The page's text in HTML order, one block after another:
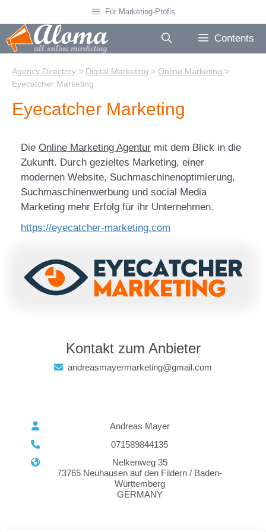
to
content
Für Marketing-Profis
Contents
Agency Directory > Digital Marketing > Online Marketing >
Eyecatcher Marketing
Eyecatcher Marketing
Die Online Marketing Agentur mit dem Blick in die
Zukunft. Durch gezieltes Marketing, einer
modernen Website, Suchmaschinenoptimierung,
Suchmaschinenwerbung und social Media
Marketing mehr Erfolg für ihr Unternehmen.
https://eyecatcher-marketing.com
Kontakt zum Anbieter
andreasmayermarketing@gmail.com
Andreas Mayer
071589844135
Nelkenweg 35
73765 Neuhausen auf den Fildern / Baden-
Württemberg
GERMANY